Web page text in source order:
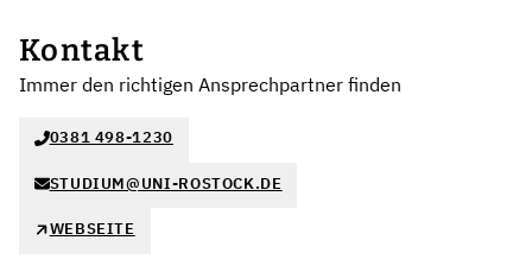
Kontakt
Immer den richtigen Ansprechpartner finden
0381 498-1230
STUDIUM@UNI-ROSTOCK.DE
WEBSEITE